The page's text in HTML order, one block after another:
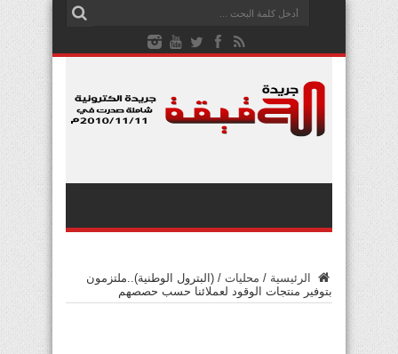
الرئيسية / محليات / (البترول الوطنية)..ملتزمون
بتوفير منتجات الوقود لعملائنا حسب حصصهم